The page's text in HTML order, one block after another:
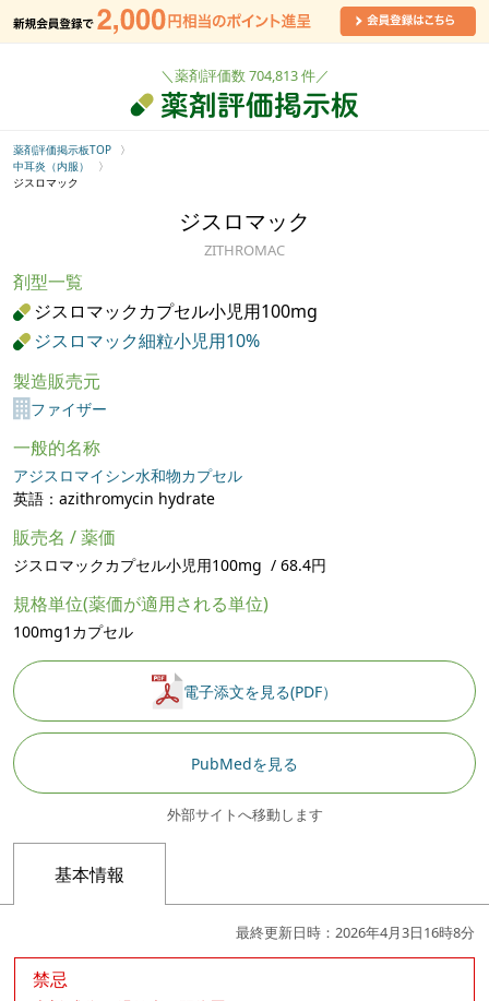
＼薬剤評価数 704,813 件／
薬剤評価掲示板TOP
中耳炎（内服）
ジスロマック
ジスロマック
ZITHROMAC
剤型一覧
ジスロマックカプセル小児用100mg
ジスロマック細粒小児用10%
製造販売元
ファイザー
一般的名称
アジスロマイシン水和物カプセル
英語：azithromycin hydrate
販売名 / 薬価
ジスロマックカプセル小児用100mg / 68.4円
規格単位(薬価が適用される単位)
100mg1カプセル
電子添文を見る(PDF）
PubMedを見る
外部サイトへ移動します
基本情報
最終更新日時：2026年4月3日16時8分
禁忌